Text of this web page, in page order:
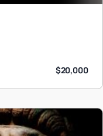
$20,000